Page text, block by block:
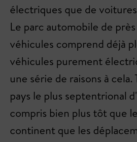
électriques que de
Le parc automobile de
véhicules comprend déjà
véhicules purement
une série de raisons à cela.
pays le plus septentrional
compris bien plus tôt que
continent que les